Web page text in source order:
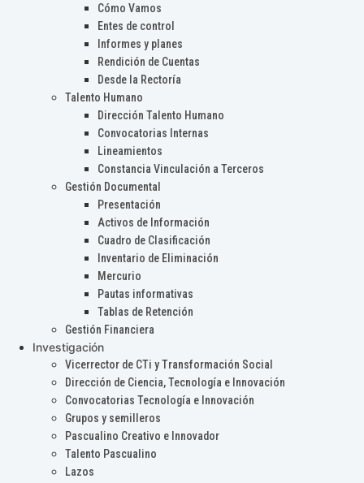
Cómo Vamos
Entes de control
Informes y planes
Rendición de Cuentas
Desde la Rectoría
Talento Humano
Dirección Talento Humano
Convocatorias Internas
Lineamientos
Constancia Vinculación a Terceros
Gestión Documental
Presentación
Activos de Información
Cuadro de Clasificación
Inventario de Eliminación
Mercurio
Pautas informativas
Tablas de Retención
Gestión Financiera
Investigación
Vicerrector de CTi y Transformación Social
Dirección de Ciencia, Tecnología e Innovación
Convocatorias Tecnología e Innovación
Grupos y semilleros
Pascualino Creativo e Innovador
Talento Pascualino
Lazos